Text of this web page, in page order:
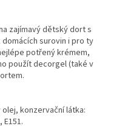
zajímavý dětský dort s
surovin i pro ty
potřený krémem,
použít decorgel (také v
konzervační látka:
E151.